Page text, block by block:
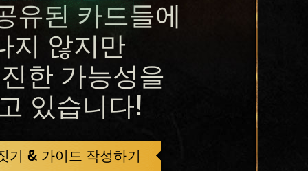
유된 카드들에
지 않지만
한 가능성을
있습니다!
기 & 가이드 작성하기